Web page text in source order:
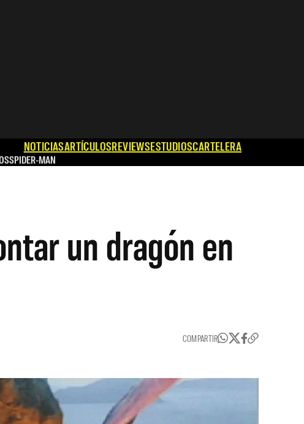
NOTICIASARTÍCULOSREVIEWSESTUDIOSCARTELERA
SPIDER-MAN
un dragón en
COMPARTIR